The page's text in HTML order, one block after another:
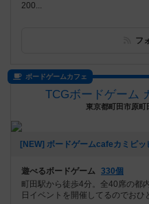
200...
フ
ボードゲームカフェ
TCGボードゲーム
東京都町田市原
遊べるボードゲーム 330個
町田駅から徒歩4分。全40席の都
日イベントを開催してるのでおひ